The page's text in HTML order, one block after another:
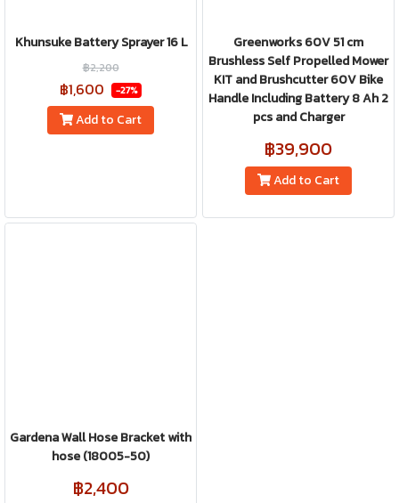
Khunsuke Battery Sprayer 16 L
฿2,200
฿1,600 -27%
Add to Cart
Greenworks 60V 51 cm
Brushless Self Propelled Mower
KIT and Brushcutter 60V Bike
Handle Including Battery 8 Ah 2
pcs and Charger
฿39,900
Add to Cart
Gardena Wall Hose Bracket with
hose (18005-50)
฿2,400